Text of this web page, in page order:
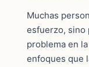
Muchas
esfuerzo, sino
problema en
enfoques que